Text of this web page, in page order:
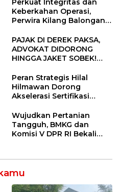
Perkuat Integritas dan
Keberkahan Operasi,
Perwira Kilang Balongan
PAJAK DI DEREK PAKSA,
ADVOKAT DIDORONG
HINGGA JAKET SOBEK!
Ngamuk Kepung Polresta
Pekanbaru!
Peran Strategis Hilal
Hilmawan Dorong
Akselerasi Sertifikasi
Entaskan Kemiskinan di
Indramayu
Wujudkan Pertanian
Tangguh, BMKG dan
Komisi V DPR RI Bekali